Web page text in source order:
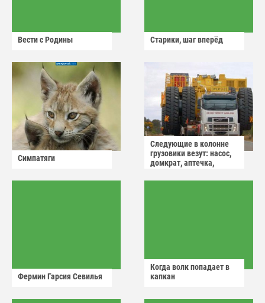
Вести с Родины Старики, шаг вперёд
Симпатяги
Следующие в колонне
грузовики везут: насос,
домкрат, аптечка,
Фермин Гарсия Севилья
Когда волк попадает в
капкан